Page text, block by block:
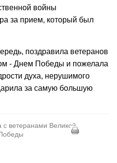
войны
за прием, который был
поздравила ветеранов
- Днем Победы и пожелала
духа, нерушимого
за самую большую
с ветеранами Великой